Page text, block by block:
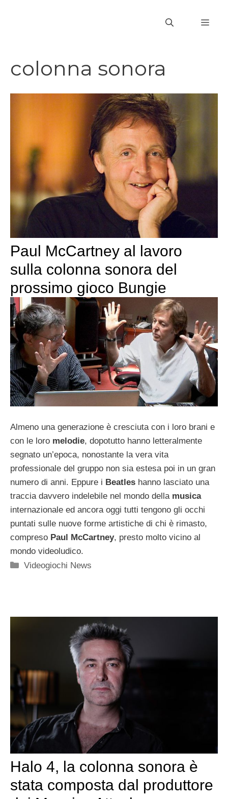
colonna sonora
Paul McCartney al lavoro
sulla colonna sonora del
prossimo gioco Bungie
Almeno una generazione è cresciuta con i loro brani e
con le loro melodie, dopotutto hanno letteralmente
segnato un’epoca, nonostante la vera vita
professionale del gruppo non sia estesa poi in un gran
numero di anni. Eppure i Beatles hanno lasciato una
traccia davvero indelebile nel mondo della musica
internazionale ed ancora oggi tutti tengono gli occhi
puntati sulle nuove forme artistiche di chi è rimasto,
compreso Paul McCartney, presto molto vicino al
mondo videoludico.
Categorie
Videogiochi News
Halo 4, la colonna sonora è
stata composta dal produttore